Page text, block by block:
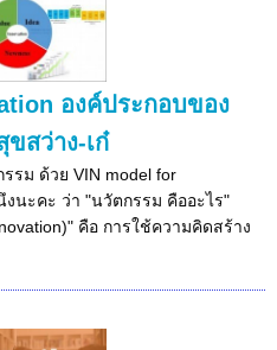
องค์ประกอบของ
สว่าง-เก๋
รม ด้วย VIN model for
นะคะ ว่า "นวัตกรรม คืออะไร"
คือ การใช้ความคิดสร้าง